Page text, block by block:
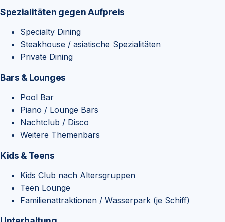
Spezialitäten gegen Aufpreis
Specialty Dining
Steakhouse / asiatische Spezialitäten
Private Dining
Bars & Lounges
Pool Bar
Piano / Lounge Bars
Nachtclub / Disco
Weitere Themenbars
Kids & Teens
Kids Club nach Altersgruppen
Teen Lounge
Familienattraktionen / Wasserpark (je Schiff)